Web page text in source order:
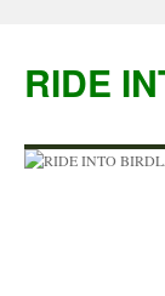
contenido
RIDE